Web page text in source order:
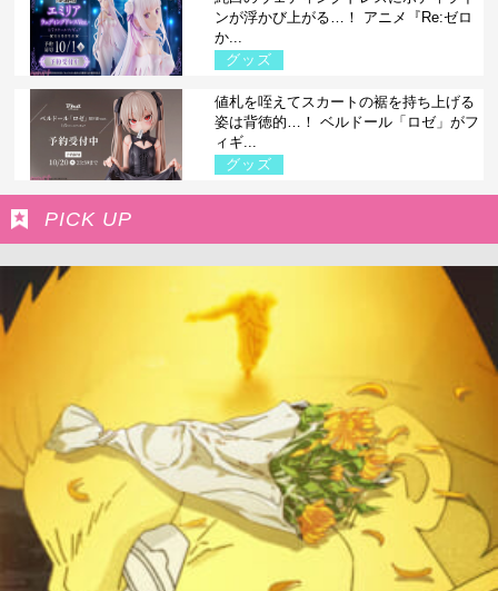
ンが浮かび上がる…！ アニメ『Re:ゼロ
か...
グッズ
値札を咥えてスカートの裾を持ち上げる
姿は背徳的…！ ベルドール「ロゼ」がフ
ィギ...
グッズ
PICK UP